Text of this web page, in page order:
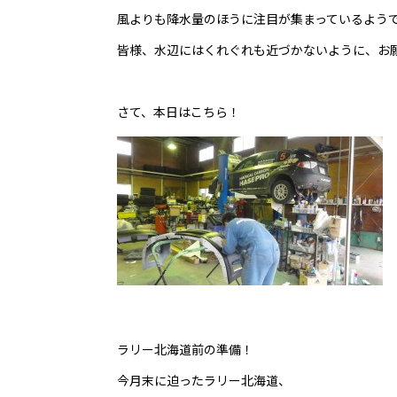
風よりも降水量のほうに注目が集まっているようで
皆様、水辺にはくれぐれも近づかないように、お
さて、本日はこちら！
ラリー北海道前の準備！
今月末に迫ったラリー北海道、